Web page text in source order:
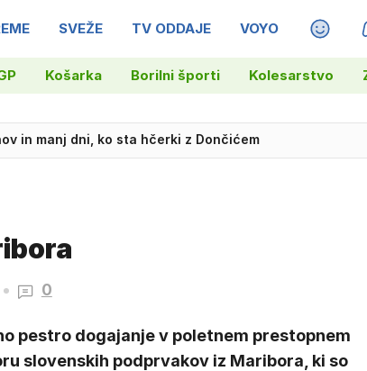
SVEŽE TV ODDAJE VOYO
Košarka Borilni športi Kolesarstvo
in manj dni, ko sta hčerki z Dončićem
0
pestro dogajanje v poletnem prestopnem
slovenskih podprvakov iz Maribora, ki so